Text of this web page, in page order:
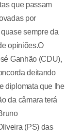
que passam
por
sempre da
opiniões.O
Ganhão (CDU),
deitando
diplomata que lhe
da câmara terá
(PS) das